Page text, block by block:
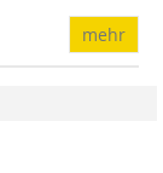
mehr